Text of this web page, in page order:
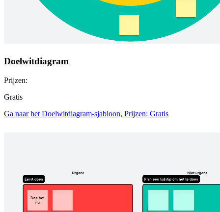
Doelwitdiagram
Prijzen:
Gratis
Ga naar het Doelwitdiagram-sjabloon, Prijzen: Gratis